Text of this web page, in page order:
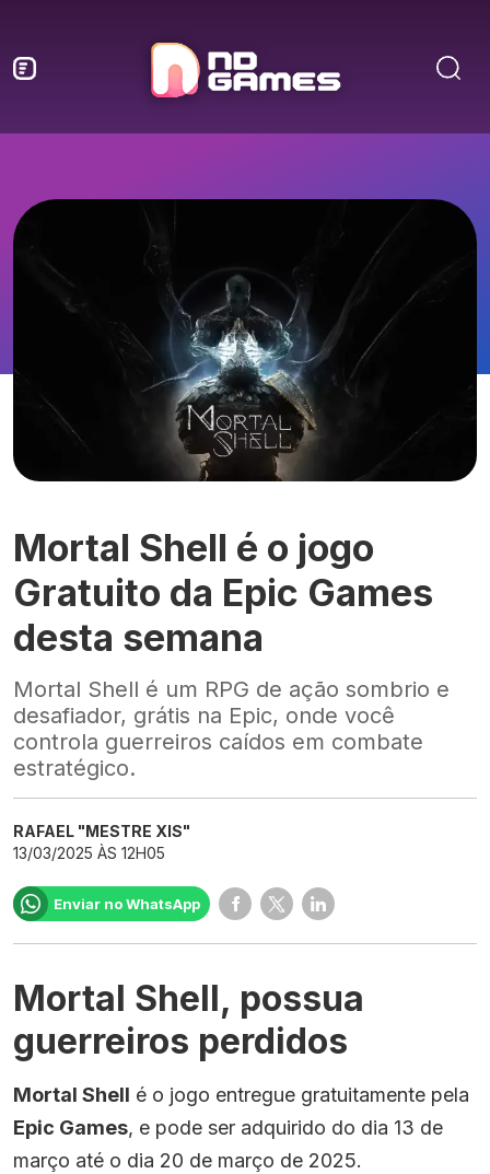
Mortal Shell é o jogo
Gratuito da Epic Games
desta semana
Mortal Shell é um RPG de ação sombrio e
desafiador, grátis na Epic, onde você
controla guerreiros caídos em combate
estratégico.
RAFAEL "MESTRE XIS"
13/03/2025 ÀS 12H05
Enviar no WhatsApp
Mortal Shell, possua
guerreiros perdidos
Mortal Shell é o jogo entregue gratuitamente pela
Epic Games, e pode ser adquirido do dia 13 de
março até o dia 20 de março de 2025.